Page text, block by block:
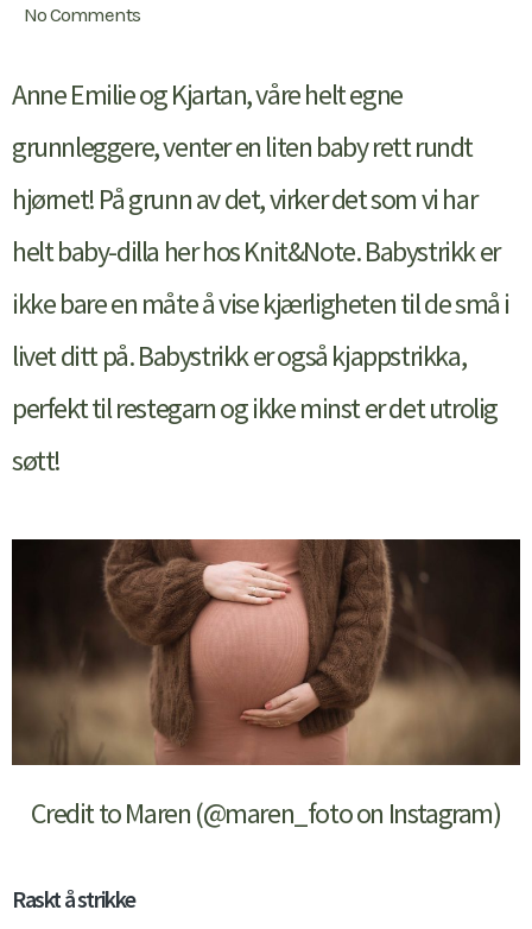
No Comments
Anne Emilie og Kjartan, våre helt egne
grunnleggere, venter en liten baby rett rundt
hjørnet! På grunn av det, virker det som vi har
helt baby-dilla her hos Knit&Note. Babystrikk er
ikke bare en måte å vise kjærligheten til de små i
livet ditt på. Babystrikk er også kjappstrikka,
perfekt til restegarn og ikke minst er det utrolig
søtt!
Credit to Maren (@maren_foto on Instagram)
Raskt å strikke